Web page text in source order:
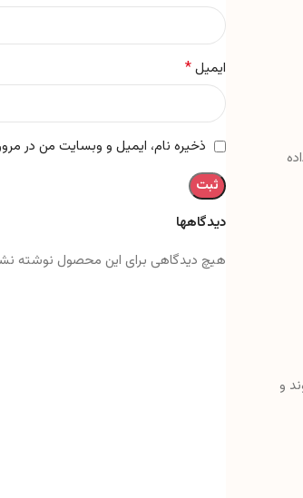
و
دیدگاهها
هیچ دیدگاهی برای این محصول نوشته
ایمیل*
ذخیره نام، ایمیل و وبسایت من در